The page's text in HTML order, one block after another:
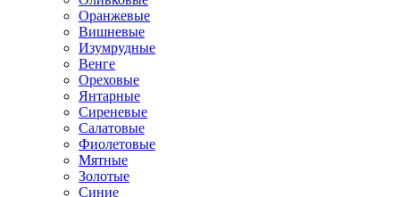
Оранжевые
Вишневые
Изумрудные
Венге
Ореховые
Янтарные
Сиреневые
Салатовые
Фиолетовые
Мятные
Золотые
Синие